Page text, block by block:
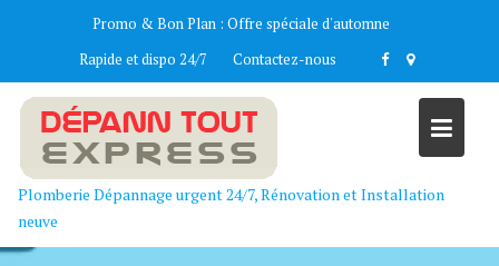
Promo & Bon Plan : Offre spéciale d'automne
Rapide et dispo 24/7
Contactez-nous
Plomberie Dépannage urgent 24/7, Rénovation et Installation
neuve